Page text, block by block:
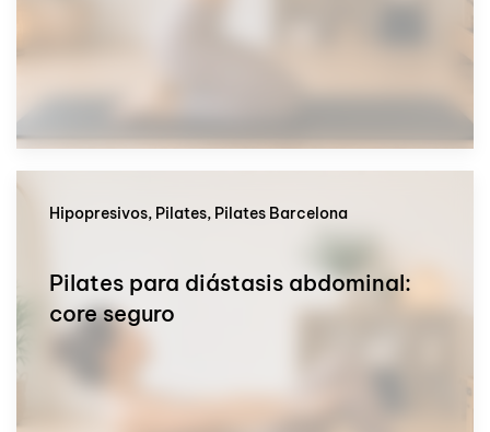
Hipopresivos, Pilates, Pilates Barcelona
Pilates para diástasis abdominal:
core seguro